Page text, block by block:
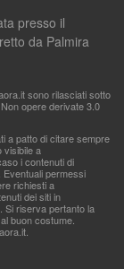
presso il
da Palmira
sono rilasciati sotto
opere derivate 3.0
a patto di citare sempre
visibile a
i contenuti di
permessi
richiesti a
dei siti in
Si riserva pertanto la
buon costume.